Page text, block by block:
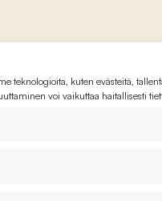
teknologioita, kuten evästeitä,
voi vaikuttaa haitallisesti